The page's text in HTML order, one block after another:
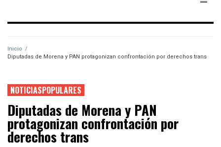
Inicio /
Diputadas de Morena y PAN protagonizan confrontación por derechos trans
NOTICIASPOPULARES
Diputadas de Morena y PAN
protagonizan confrontación por
derechos trans